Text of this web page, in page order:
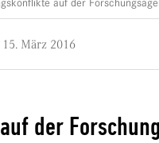
auf der
15. März 2016
der